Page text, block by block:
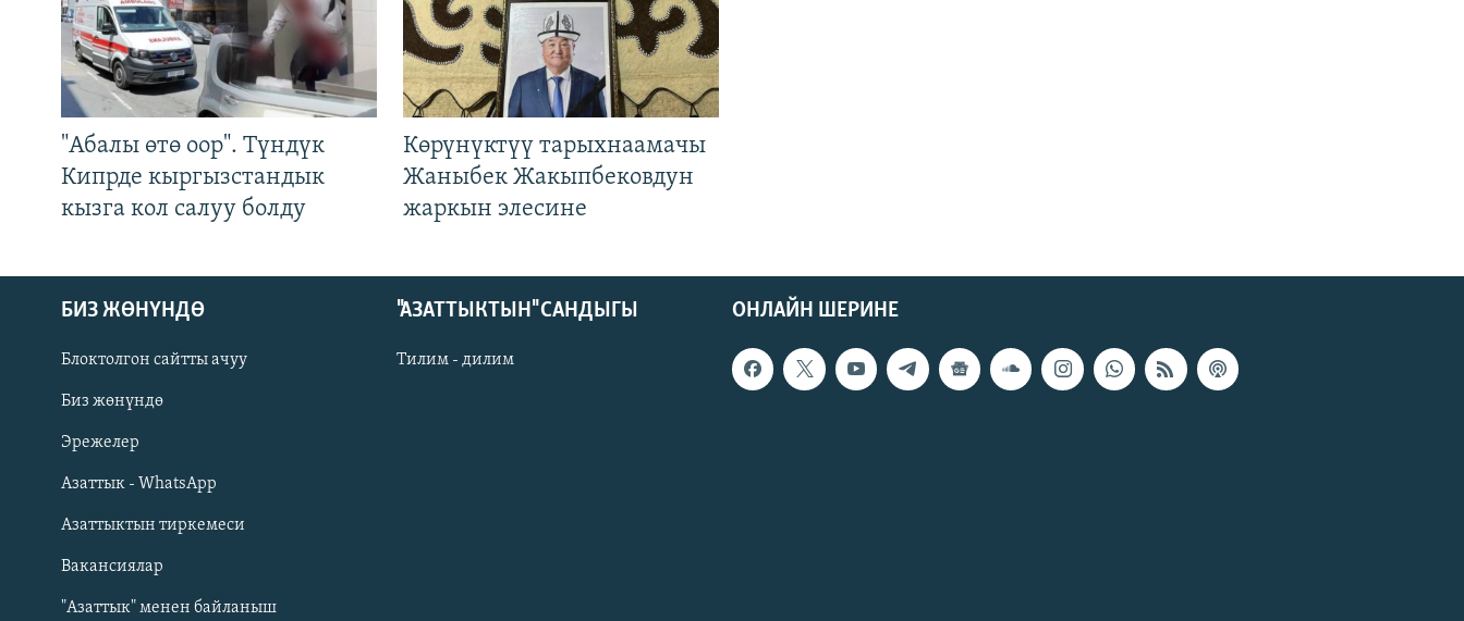
Русский
ОНЛАЙН ШЕРИНЕ
"Абалы өтө оор". Түндүк
Кипрде кыргызстандык
кызга кол салуу болду
Көрүнүктүү тарыхнаамачы
Жаныбек Жакыпбековдун
жаркын элесине
ОНЛАЙН ШЕРИНЕ
БИЗ ЖӨНҮНДӨ
Блоктолгон сайтты ачуу
Биз жөнүндө
Эрежелер
Азаттык - WhatsApp
Азаттыктын тиркемеси
Вакансиялар
"Азаттык" менен байланыш
"АЗАТТЫКТЫН" САНДЫГЫ
Тилим - дилим